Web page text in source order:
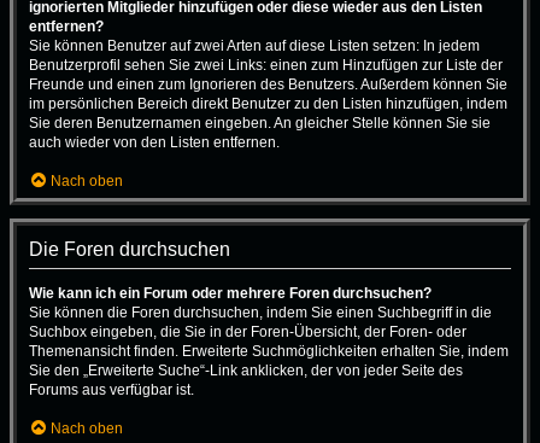
ignorierten Mitglieder hinzufügen oder diese wieder aus den Listen
entfernen?
Sie können Benutzer auf zwei Arten auf diese Listen setzen: In jedem
Benutzerprofil sehen Sie zwei Links: einen zum Hinzufügen zur Liste der
Freunde und einen zum Ignorieren des Benutzers. Außerdem können Sie
im persönlichen Bereich direkt Benutzer zu den Listen hinzufügen, indem
Sie deren Benutzernamen eingeben. An gleicher Stelle können Sie sie
auch wieder von den Listen entfernen.
Nach oben
Die Foren durchsuchen
Wie kann ich ein Forum oder mehrere Foren durchsuchen?
Sie können die Foren durchsuchen, indem Sie einen Suchbegriff in die
Suchbox eingeben, die Sie in der Foren-Übersicht, der Foren- oder
Themenansicht finden. Erweiterte Suchmöglichkeiten erhalten Sie, indem
Sie den „Erweiterte Suche“-Link anklicken, der von jeder Seite des
Forums aus verfügbar ist.
Nach oben